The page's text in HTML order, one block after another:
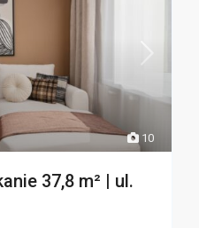
10
37,8 m² | ul.